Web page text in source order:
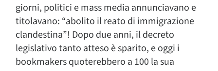
giorni, politici e mass media annunciavano e
titolavano: “abolito il reato di immigrazione
clandestina”! Dopo due anni, il decreto
legislativo tanto atteso è sparito, e oggi i
bookmakers quoterebbero a 100 la sua